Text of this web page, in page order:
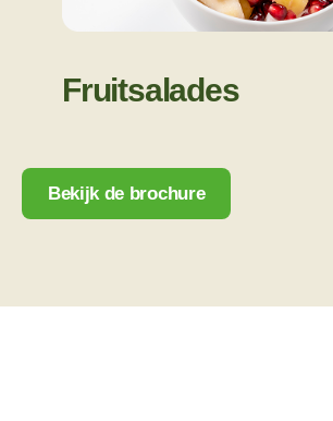
Fruitsalades
Bekijk de brochure